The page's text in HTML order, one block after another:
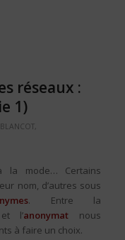
réseaux :
1)
,
la mode… Certains
nom, d’autres sous
. Entre la
et l’anonymat nous
à faire un choix.